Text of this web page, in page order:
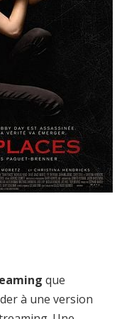
que
à une version